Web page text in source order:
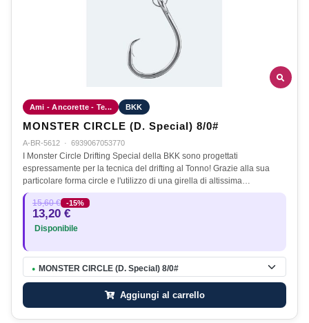
Ami - Ancorette - Te... BKK
MONSTER CIRCLE (D. Special) 8/0#
A-BR-5612 · 6939067053770
I Monster Circle Drifting Special della BKK sono progettati
espressamente per la tecnica del drifting al Tonno! Grazie alla sua
particolare forma circle e l'utilizzo di una girella di altissima…
15,60 € -15%
13,20 €
Disponibile
● MONSTER CIRCLE (D. Special) 8/0#
Aggiungi al carrello